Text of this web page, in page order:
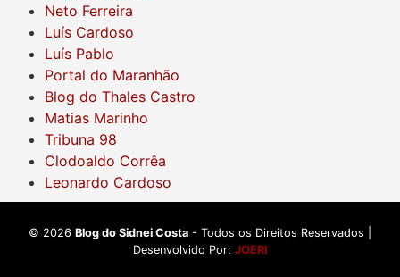
Neto Ferreira
Luís Cardoso
Luís Pablo
Portal do Maranhão
Blog do Thales Castro
Matias Marinho
Tribuna 98
Clodoaldo Corrêa
Leonardo Cardoso
© 2026 Blog do Sidnei Costa - Todos os Direitos Reservados |
Desenvolvido Por: JOERI